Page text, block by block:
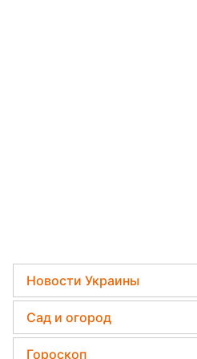
Новости Украины
Телеграм новости Украины
Пенсии в Украине
Сад и огород
Садовод назвал самое
Гороскоп